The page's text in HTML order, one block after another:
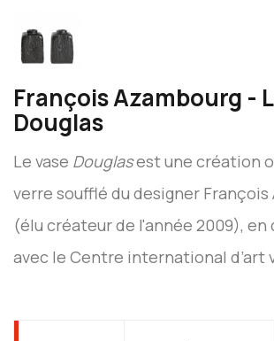
François Azambourg -
Douglas
Le vase Douglasest une création
verre soufflé du designer François
(élu créateur de l'année 2009),
avec le Centre international d’art